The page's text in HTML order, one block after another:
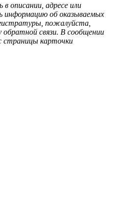
описании, адресе или
информацию об оказываемых
пожалуйста,
связи. В сообщении
страницы карточки